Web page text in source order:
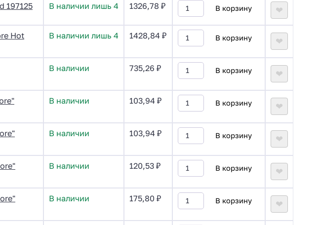
197125 В наличии лишь 4 1326,78 ₽ В корзину ❤
Hot
В наличии лишь 4 1428,84 ₽ В корзину ❤
В наличии 735,26 ₽ В корзину ❤
В наличии 103,94 ₽ В корзину ❤
В наличии 103,94 ₽ В корзину ❤
В наличии 120,53 ₽ В корзину ❤
В наличии 175,80 ₽ В корзину ❤